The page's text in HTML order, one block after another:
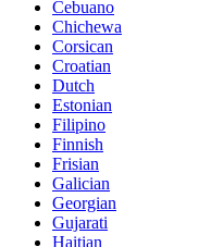
Cebuano
Chichewa
Corsican
Croatian
Dutch
Estonian
Filipino
Finnish
Frisian
Galician
Georgian
Gujarati
Haitian